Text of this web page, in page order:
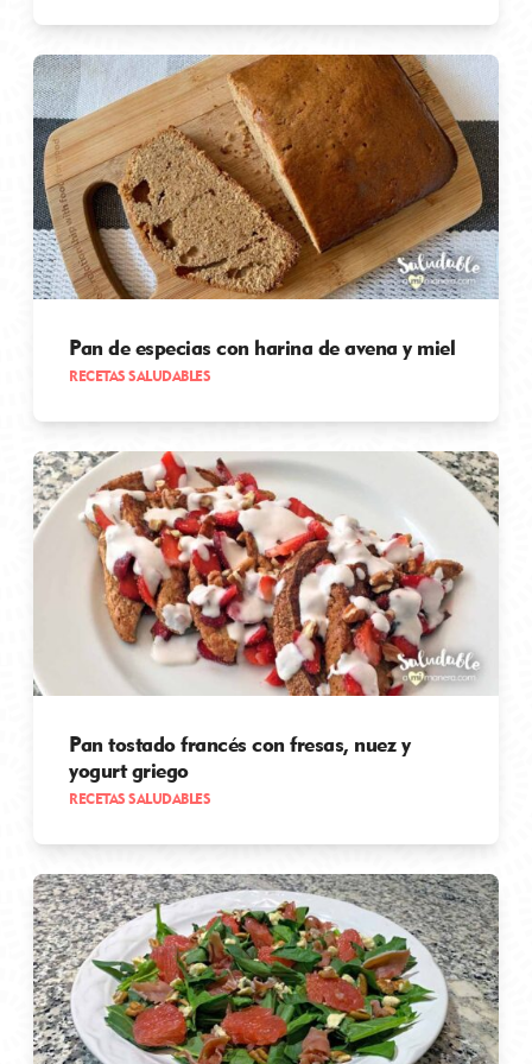
Pan de especias con harina de avena y miel
RECETAS SALUDABLES
Pan tostado francés con fresas, nuez y
yogurt griego
RECETAS SALUDABLES